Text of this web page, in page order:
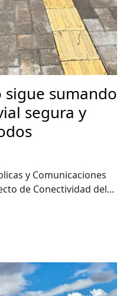
sigue sumando
segura y
y Comunicaciones
de Conectividad del...